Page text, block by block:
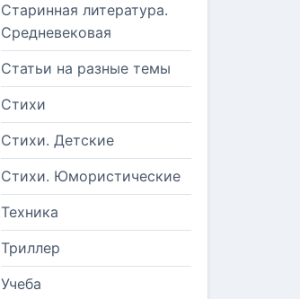
Старинная литература.
Средневековая
Статьи на разные темы
Стихи
Стихи. Детские
Стихи. Юмористические
Техника
Триллер
Учеба